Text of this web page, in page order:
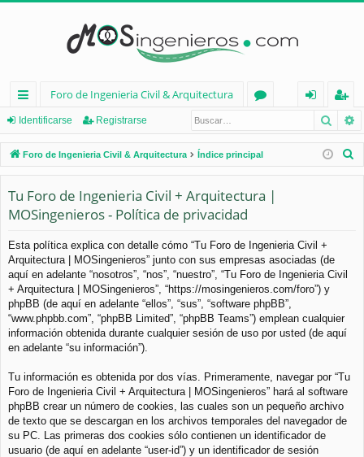
nl
ac
es
rá
pi
d
os
Foro de Ingenieria Civil & Arquitectura
os
nt
ifi
e
eg
ist
ra
Identificarse Registrarse
Foro de Ingenieria Civil & Arquitectura Índice principal
Tu Foro de Ingenieria Civil + Arquitectura |
MOSingenieros - Política de privacidad
Esta política explica con detalle cómo “Tu Foro de Ingenieria Civil +
Arquitectura | MOSingenieros” junto con sus empresas asociadas (de
aquí en adelante “nosotros”, “nos”, “nuestro”, “Tu Foro de Ingenieria Civil
+ Arquitectura | MOSingenieros”, “https://mosingenieros.com/foro”) y
phpBB (de aquí en adelante “ellos”, “sus”, “software phpBB”,
“www.phpbb.com”, “phpBB Limited”, “phpBB Teams”) emplean cualquier
información obtenida durante cualquier sesión de uso por usted (de aquí
en adelante “su información”).
Tu información es obtenida por dos vías. Primeramente, navegar por “Tu
Foro de Ingenieria Civil + Arquitectura | MOSingenieros” hará al software
phpBB crear un número de cookies, las cuales son un pequeño archivo
de texto que se descargan en los archivos temporales del navegador de
su PC. Las primeras dos cookies sólo contienen un identificador de
usuario (de aquí en adelante “user-id”) y un identificador de sesión